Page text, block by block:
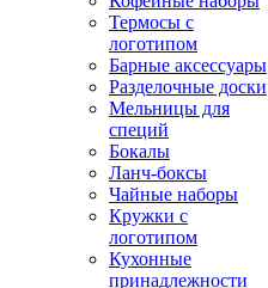
Термосы с
логотипом
Барные аксессуары
Разделочные доски
Мельницы для
специй
Бокалы
Ланч-боксы
Чайные наборы
Кружки с
логотипом
Кухонные
принадлежности